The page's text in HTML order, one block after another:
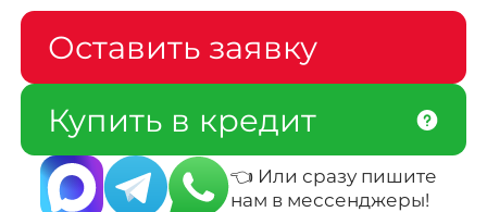
Новые авто из Казахстана
Авто из Китая ↗
Оставить заявку
Купить в кредит
👈 Или сразу пишите
нам в мессенджеры!